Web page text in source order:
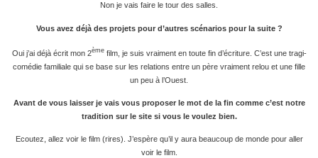
Non je vais faire le tour des salles.
Vous avez déjà des projets pour d’autres scénarios pour la suite ?
Oui j’ai déjà écrit mon 2èmefilm, je suis vraiment en toute fin d’écriture. C’est une tragi-
comédie familiale qui se base sur les relations entre un père vraiment relou et une fille
un peu à l’Ouest.
Avant de vous laisser je vais vous proposer le mot de la fin comme c’est notre
tradition sur le site si vous le voulez bien.
Ecoutez, allez voir le film (rires). J’espère qu’il y aura beaucoup de monde pour aller
voir le film.